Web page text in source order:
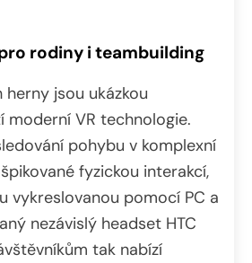
rodiny i teambuilding
herny jsou ukázkou
moderní VR technologie.
pohybu v komplexní
fyzickou interakcí,
vykreslovanou pomocí PC a
nezávislý headset HTC
tak nabízí